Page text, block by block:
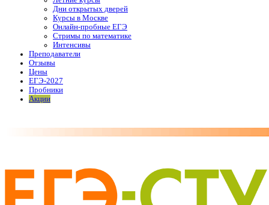
Дни открытых дверей
Курсы в Москве
Онлайн-пробные ЕГЭ
Стримы по математике
Интенсивы
Преподаватели
Отзывы
Цены
ЕГЭ-2027
Пробники
Акции